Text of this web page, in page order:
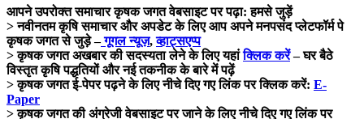
आपने उपरोक्त समाचार कृषक जगत वेबसाइट पर पढ़ा: हमसे जुड़ें
> नवीनतम कृषि समाचार और अपडेट के लिए आप अपने मनपसंद प्लेटफॉर्म पे
कृषक जगत से जुड़े –गूगल न्यूज़,व्हाट्सएप्प
> कृषक जगत अखबार की सदस्यता लेने के लिए यहांक्लिक करें– घर बैठे
विस्तृत कृषि पद्धतियों और नई तकनीक के बारे में पढ़ें
> कृषक जगत ई-पेपर पढ़ने के लिए नीचे दिए गए लिंक पर क्लिक करें: E-
Paper
> कृषक जगत की अंग्रेजी वेबसाइट पर जाने के लिए नीचे दिए गए लिंक पर